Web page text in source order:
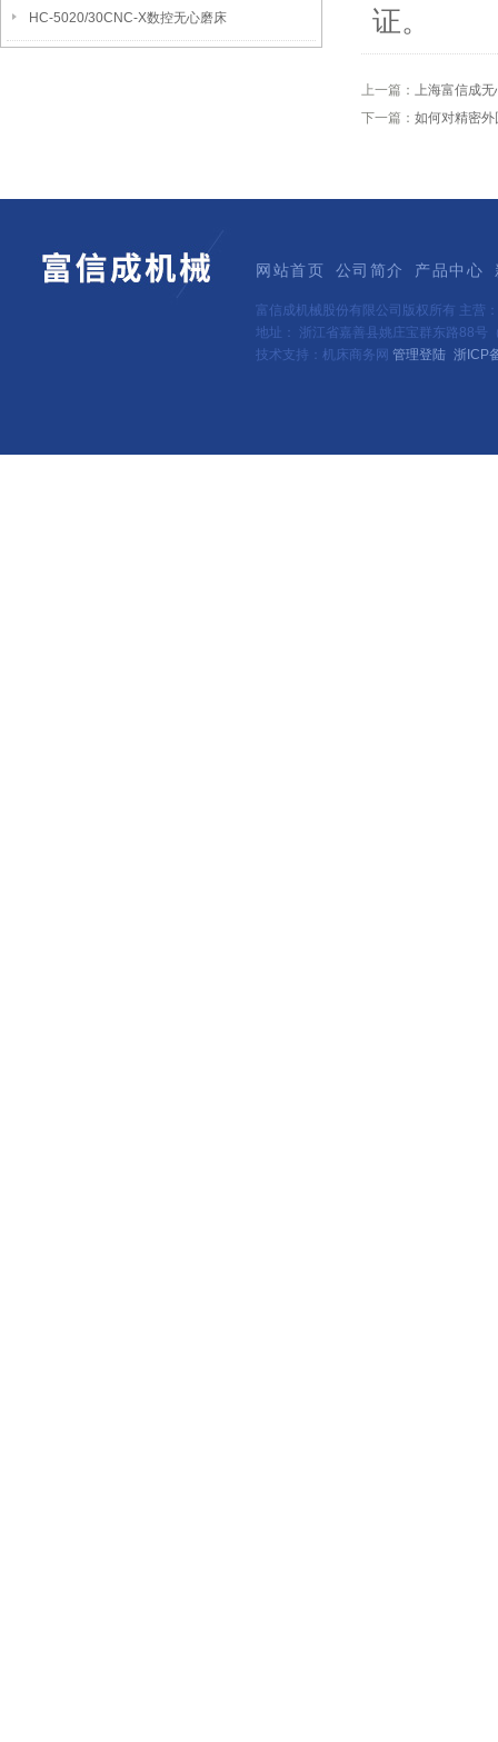
HC-5020/30CNC-X数控无心磨床
证。
上一篇： 上海富信成
下一篇： 如何对精密
网站首页 公司简介 产品中心
富信成机械股份有限公司版权所有 主营：
地址： 浙江省嘉善县姚庄宝群东路88号
技术支持：机床商务网 管理登陆 浙ICP